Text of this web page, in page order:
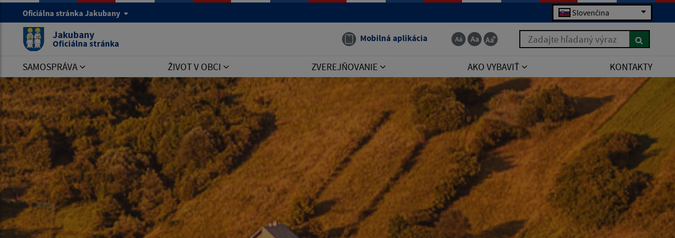
Oficiálna stránka Jakubany Slovenčina
Jakubany
Oficiálna stránka Mobilná aplikácia Zadajte hľadaný výraz
SAMOSPRÁVA ŽIVOT V OBCI ZVEREJŇOVANIE AKO VYBAVIŤ KONTAKTY